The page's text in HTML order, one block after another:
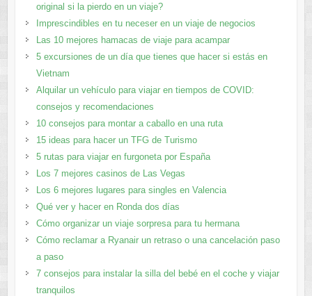
original si la pierdo en un viaje?
Imprescindibles en tu neceser en un viaje de negocios
Las 10 mejores hamacas de viaje para acampar
5 excursiones de un día que tienes que hacer si estás en
Vietnam
Alquilar un vehículo para viajar en tiempos de COVID:
consejos y recomendaciones
10 consejos para montar a caballo en una ruta
15 ideas para hacer un TFG de Turismo
5 rutas para viajar en furgoneta por España
Los 7 mejores casinos de Las Vegas
Los 6 mejores lugares para singles en Valencia
Qué ver y hacer en Ronda dos días
Cómo organizar un viaje sorpresa para tu hermana
Cómo reclamar a Ryanair un retraso o una cancelación paso
a paso
7 consejos para instalar la silla del bebé en el coche y viajar
tranquilos